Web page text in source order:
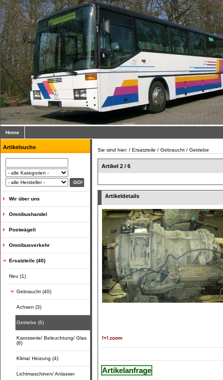
Home
Artikelsuche
Wir über uns
Omnibushandel
Postwägeli
Omnibusverkehr
Ersatzteile (40)
Neu (1)
Gebraucht (40)
Achsen (3)
Getriebe (6)
Karosserie/ Beleuchtung/ Glas
(8)
Klima/ Heizung (4)
Lichtmaschinen/ Anlasser
Sie sind hier: / Ersatzteile / Gebraucht / Getriebe
Artikel 2 / 6
Artikeldetails
[+] zoom
Artikelanfrage